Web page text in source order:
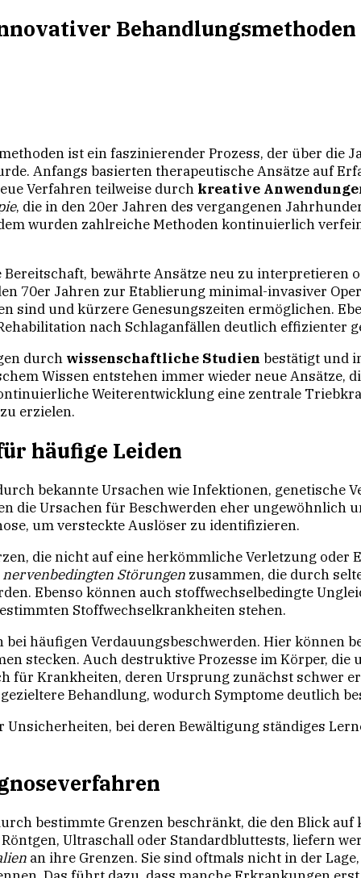
Behandlungsmethoden
ist ein faszinierender Prozess, der über die
Anfangs basierten therapeutische Ansätze auf
Verfahren teilweise durch kreative
, die in den 20er Jahren des vergangenen
wurden zahlreiche Methoden kontinuierlich
Bereitschaft, bewährte Ansätze neu zu
70er Jahren zur Etablierung minimal-invasiver
sind und kürzere Genesungszeiten ermöglichen.
nach Schlaganfällen deutlich effizienter
durch wissenschaftliche Studien bestätigt und
Wissen entstehen immer wieder neue Ansätze,
Weiterentwicklung eine zentrale
erzielen.
häufige Leiden
bekannte Ursachen wie Infektionen, genetische
die Ursachen für Beschwerden eher ungewöhnlich
um versteckte Auslöser zu identifizieren.
die nicht auf eine herkömmliche Verletzung
nervenbedingten Störungen zusammen, die durch
Ebenso können auch stoffwechselbedingte
Stoffwechselkrankheiten stehen.
häufigen Verdauungsbeschwerden. Hier können
stecken. Auch destruktive Prozesse im Körper,
für Krankheiten, deren Ursprung zunächst schwer
Behandlung, wodurch Symptome deutlich
Unsicherheiten, bei deren Bewältigung ständiges
bestimmte Grenzen beschränkt, die den Blick
Ultraschall oder Standardbluttests, liefern
an ihre Grenzen. Sie sind oftmals nicht in der